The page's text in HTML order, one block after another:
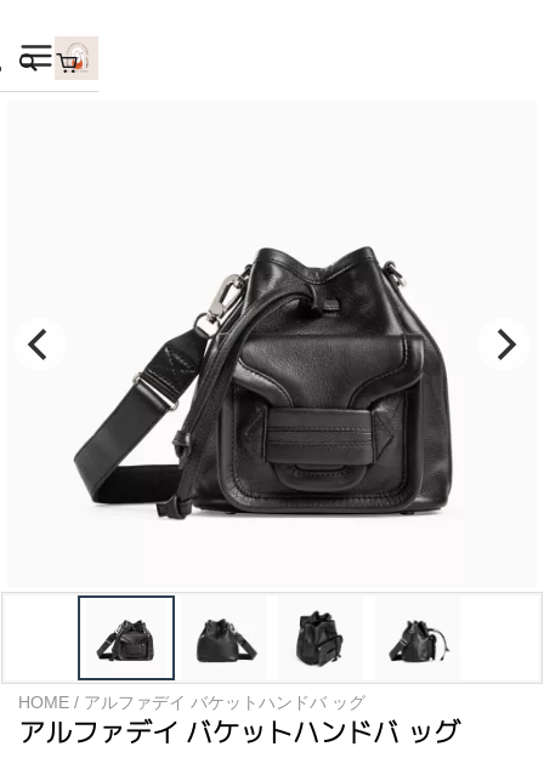
HOME / アルファデイ バケットハンドバ ッグ
アルファデイ バケットハンドバ ッグ